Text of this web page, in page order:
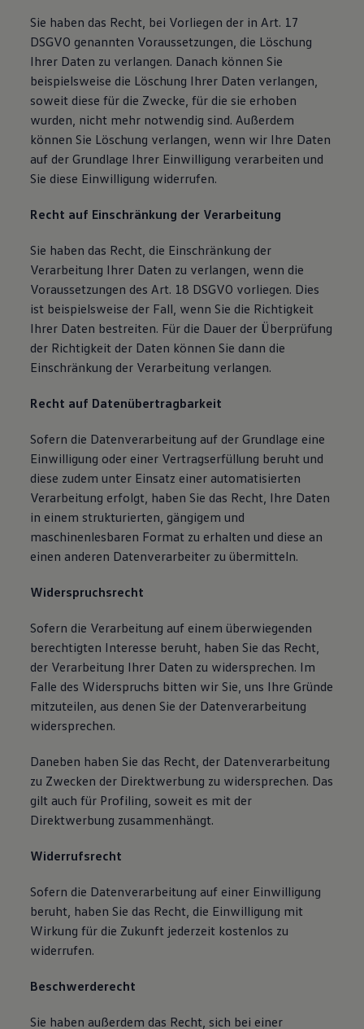
Sie haben das Recht, bei Vorliegen der in Art. 17
DSGVO genannten Voraussetzungen, die Löschung
Ihrer Daten zu verlangen. Danach können Sie
beispielsweise die Löschung Ihrer Daten verlangen,
soweit diese für die Zwecke, für die sie erhoben
wurden, nicht mehr notwendig sind. Außerdem
können Sie Löschung verlangen, wenn wir Ihre Daten
auf der Grundlage Ihrer Einwilligung verarbeiten und
Sie diese Einwilligung widerrufen.
Recht auf Einschränkung der Verarbeitung
Sie haben das Recht, die Einschränkung der
Verarbeitung Ihrer Daten zu verlangen, wenn die
Voraussetzungen des Art. 18 DSGVO vorliegen. Dies
ist beispielsweise der Fall, wenn Sie die Richtigkeit
Ihrer Daten bestreiten. Für die Dauer der Überprüfung
der Richtigkeit der Daten können Sie dann die
Einschränkung der Verarbeitung verlangen.
Recht auf Datenübertragbarkeit
Sofern die Datenverarbeitung auf der Grundlage eine
Einwilligung oder einer Vertragserfüllung beruht und
diese zudem unter Einsatz einer automatisierten
Verarbeitung erfolgt, haben Sie das Recht, Ihre Daten
in einem strukturierten, gängigem und
maschinenlesbaren Format zu erhalten und diese an
einen anderen Datenverarbeiter zu übermitteln.
Widerspruchsrecht
Sofern die Verarbeitung auf einem überwiegenden
berechtigten Interesse beruht, haben Sie das Recht,
der Verarbeitung Ihrer Daten zu widersprechen. Im
Falle des Widerspruchs bitten wir Sie, uns Ihre Gründe
mitzuteilen, aus denen Sie der Datenverarbeitung
widersprechen.
Daneben haben Sie das Recht, der Datenverarbeitung
zu Zwecken der Direktwerbung zu widersprechen. Das
gilt auch für Profiling, soweit es mit der
Direktwerbung zusammenhängt.
Widerrufsrecht
Sofern die Datenverarbeitung auf einer Einwilligung
beruht, haben Sie das Recht, die Einwilligung mit
Wirkung für die Zukunft jederzeit kostenlos zu
widerrufen.
Beschwerderecht
Sie haben außerdem das Recht, sich bei einer